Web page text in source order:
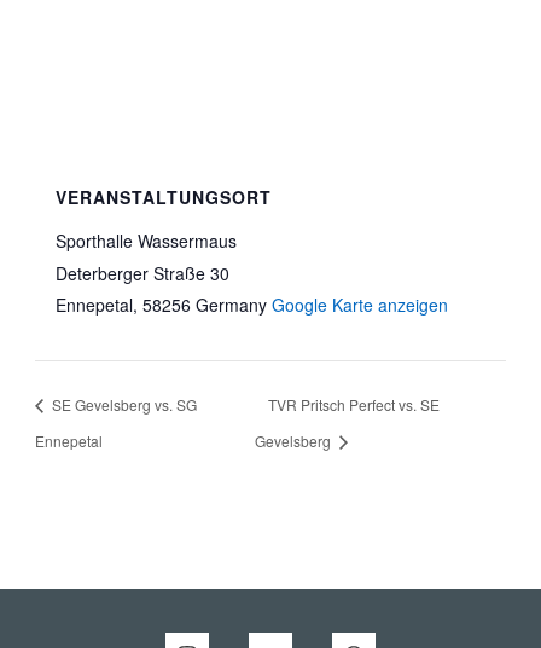
VERANSTALTUNGSORT
Sporthalle Wassermaus
Deterberger Straße 30
Ennepetal, 58256 Germany Google Karte anzeigen
SE Gevelsberg vs. SG
Ennepetal
TVR Pritsch Perfect vs. SE
Gevelsberg